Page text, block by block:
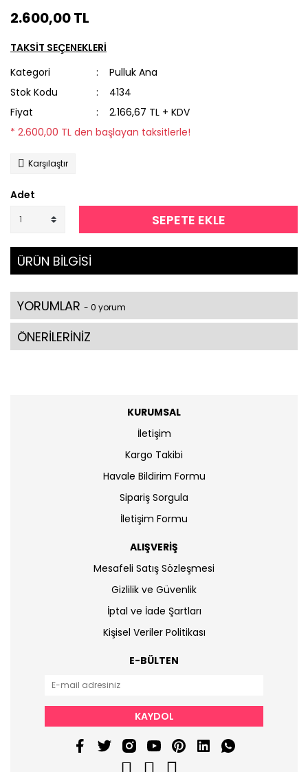
2.600,00 TL
TAKSİT SEÇENEKLERİ
Kategori
Pulluk Ana
Stok Kodu
4134
Fiyat
2.166,67 TL + KDV
* 2.600,00 TL den başlayan taksitlerle!
Karşılaştır
Adet
SEPETE EKLE
ÜRÜN BİLGİSİ
YORUMLAR - 0 yorum
ÖNERİLERİNİZ
KURUMSAL
İletişim
Kargo Takibi
Havale Bildirim Formu
Sipariş Sorgula
İletişim Formu
ALIŞVERİŞ
Mesafeli Satış Sözleşmesi
Gizlilik ve Güvenlik
İptal ve İade Şartları
Kişisel Veriler Politikası
E-BÜLTEN
KAYDOL